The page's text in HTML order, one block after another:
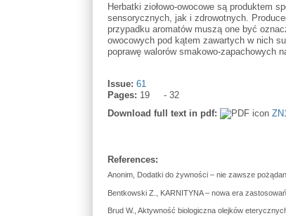
Herbatki ziołowo-owocowe są produktem
sensorycznych, jak i zdrowotnych.
przypadku aromatów muszą one być
owocowych pod kątem zawartych w nich
poprawę walorów smakowo-zapachowych
Issue: 61
Pages: 19
32
Download full text in pdf:
References:
Anonim, Dodatki do żywności – nie zawsze
Bentkowski Z., KARNITYNA – nowa era
Brud W., Aktywność biologiczna olejków